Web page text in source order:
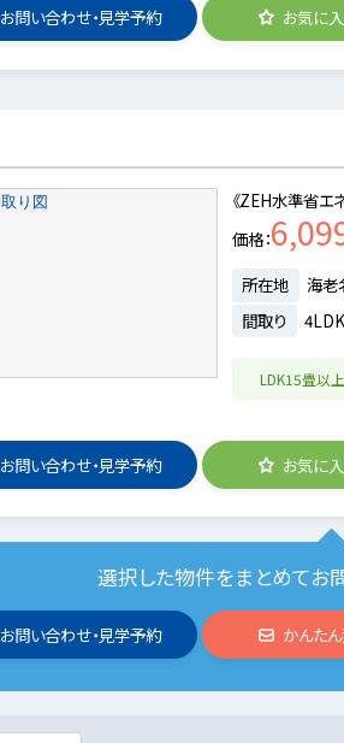
お問い合わせ・見学予約 お気に
《ZEH水準省エ
価格
所在地
海老
間取り
4LDK
LDK15畳以上
お問い合わせ・見学予約 お気に
選択した物件をまとめてお
お問い合わせ・見学予約 かんた